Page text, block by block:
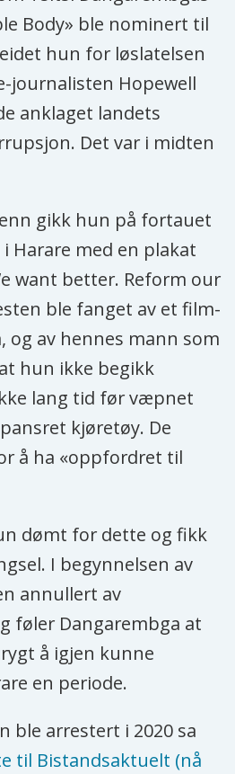
falske
motgang. De speiler
og gir ikke et
ble i 2022 tildelt
Body» ble nominert til
hun for løslatelsen
journalisten Hopewell
anklaget landets
Det var i midten
gikk hun på fortauet
Harare med en plakat
want better. Reform our
ble fanget av et film-
og av hennes mann som
hun ikke begikk
lang tid før væpnet
kjøretøy. De
å ha «oppfordret til
dømt for dette og fikk
I begynnelsen av
annullert av
føler Dangarembga at
å igjen kunne
en periode.
ble arrestert i 2020 sa
til Bistandsaktuelt (nå